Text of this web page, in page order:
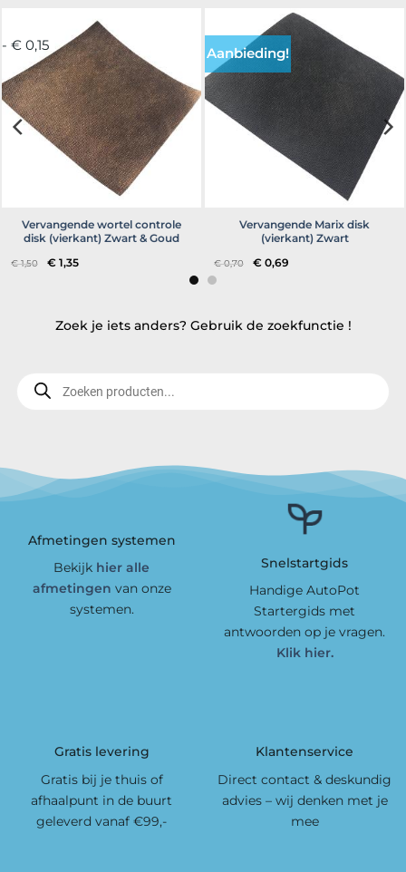
- € 0,15
Vervangende wortel controle
disk (vierkant) Zwart & Goud
€1,50 Oorspronkelijke
prijs
€ 1,35Huidige
Aanbieding!
Vervangende Marix disk
(vierkant) Zwart
€0,70 Oorspronkelijke
prijs
€ 0,69
Zoek je iets anders? Gebruik de zoekfunctie !
zoeken
Afmetingen systemen
Bekijk hier alle
afmetingen van onze
systemen.
Snelstartgids
Handige AutoPot
Startergids met
antwoorden op je vragen.
Klik hier.
Gratis levering
Gratis bij je thuis of
afhaalpunt in de buurt
geleverd vanaf €99,-
Klantenservice
Direct contact & deskundig
advies – wij denken met je
mee